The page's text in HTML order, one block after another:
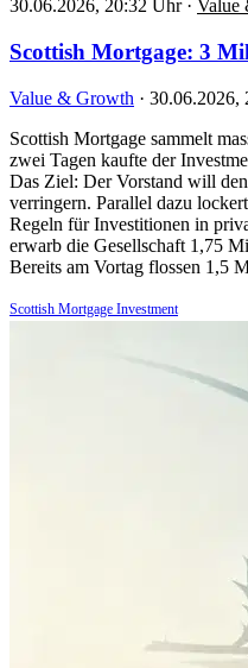
30.06.2026, 20:32 Uhr · Value
Scottish Mortgage: 3
Value & Growth · 30.06.2026,
Scottish Mortgage sammelt
zwei Tagen kaufte der
Das Ziel: Der Vorstand will
verringern. Parallel dazu
Regeln für Investitionen in
erwarb die Gesellschaft 1,75
Bereits am Vortag flossen 1,5
Scottish Mortgage Investment